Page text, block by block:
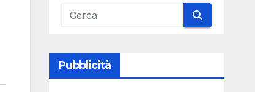
Pubblicità